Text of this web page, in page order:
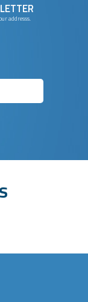
addresss.